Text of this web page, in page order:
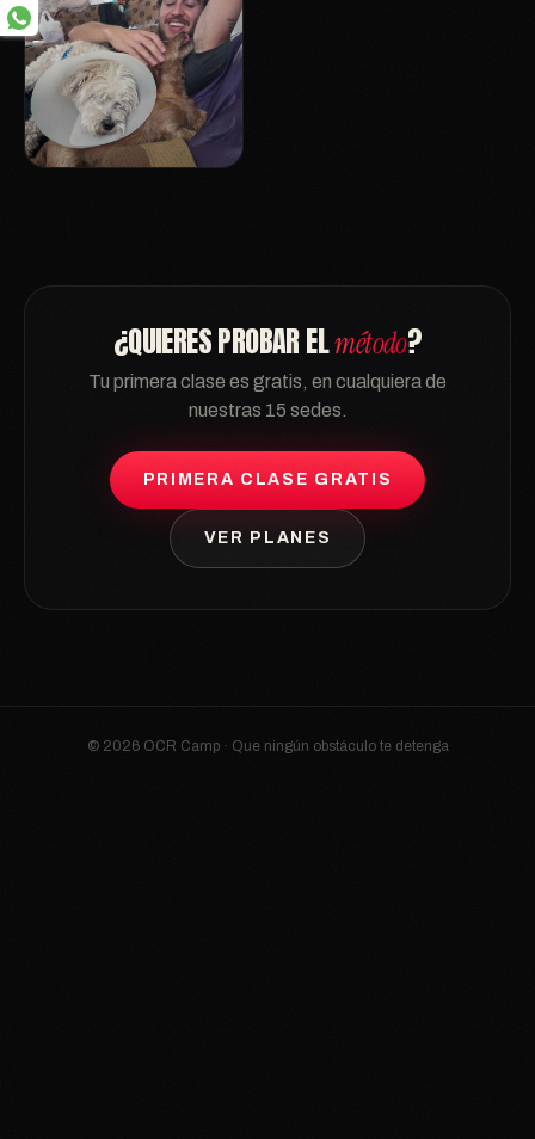
¿QUIERES PROBAR ELmétodo?
Tu primera clase es gratis, en cualquiera de
nuestras 15 sedes.
PRIMERA CLASE GRATIS
VER PLANES
© 2026 OCR Camp · Que ningún obstáculo te detenga